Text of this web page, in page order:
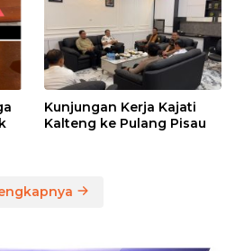
Kunjungan Kerja Kajati
Kalteng ke Pulang Pisau